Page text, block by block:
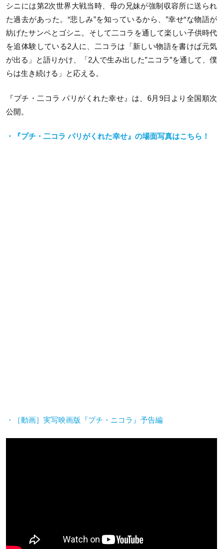
シニには第2次世界大戦当時、母の兄妹が強制収容所に送られ
た過去があった。“悲しみ”を知っているから、”幸せ“な物語が
紡げたサンペとゴシニ。そして二コラを通して楽しい子供時代
を追体験している2人に、二コラは「新しい物語を書けば元気
が出る」と語りかけ、「2人で生み出した”ニコラ”を通して、僕
らは生き続ける」と応える。
『プチ・二コラ パリがくれた幸せ』は、6月9日より全国順次
公開。
・『プチ・二コラ パリがくれた幸せ』の場面写真はこちら！
・［動画］実写映画版『プチ・ニコラ』予告編